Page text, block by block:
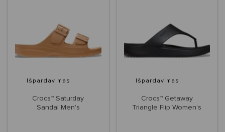
Išpardavimas
Crocs™ Saturday
Sandal Men's
Išpardavimas
Crocs™ Getaway
Triangle Flip Women's